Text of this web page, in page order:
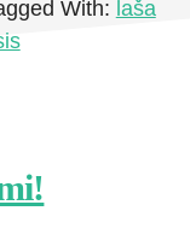
With: laša